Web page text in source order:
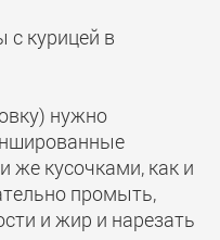
с курицей в
нужно
же кусочками, как и
промыть,
и жир и нарезать